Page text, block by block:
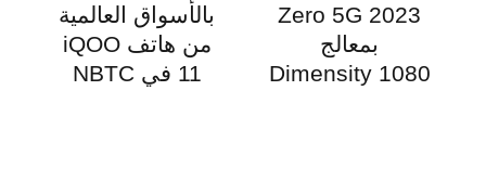
Zero 5G 2023
بمعالج
Dimensity 1080
بالأسواق العالمية
من هاتف iQOO
11 في NBTC